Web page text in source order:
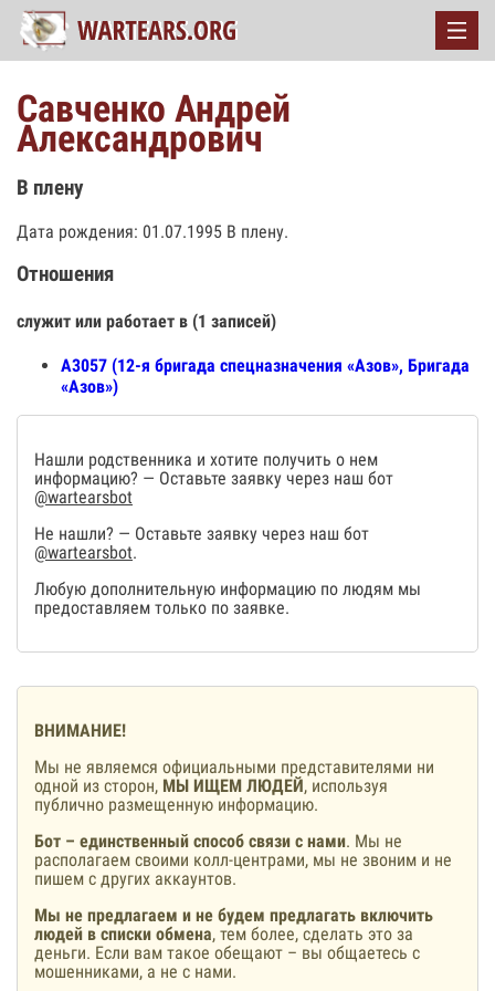
Савченко Андрей
Александрович
В плену
Дата рождения: 01.07.1995 В плену.
Отношения
служит или работает в (1 записей)
А3057 (12-я бригада спецназначения «Азов», Бригада
«Азов»)
Нашли родственника и хотите получить о нем
информацию? — Оставьте заявку через наш бот
@wartearsbot
Не нашли? — Оставьте заявку через наш бот
@wartearsbot.
Любую дополнительную информацию по людям мы
предоставляем только по заявке.
ВНИМАНИЕ!
Мы не являемся официальными представителями ни
одной из сторон, МЫ ИЩЕМ ЛЮДЕЙ, используя
публично размещенную информацию.
Бот – единственный способ связи с нами. Мы не
располагаем своими колл-центрами, мы не звоним и не
пишем с других аккаунтов.
Мы не предлагаем и не будем предлагать включить
людей в списки обмена, тем более, сделать это за
деньги. Если вам такое обещают – вы общаетесь с
мошенниками, а не с нами.